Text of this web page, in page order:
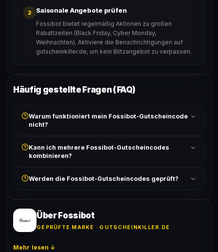
2 Saisonale Angebote prüfen
Fossibot bietet regelmäßig Aktionen zu großen
Rabattzeiten (Black Friday, Cyber Monday,
Weihnachten). Aktiviere die Benachrichtigungen auf
gutscheinkiller.de, um kein Blitzangebot zu verpassen.
Häufig gestellte Fragen (FAQ)
Warum funktioniert mein Fossibot-Gutscheincode
nicht?
ist und ob der Code nicht für bereits reduzierte Artikel
gilt. Alle Bedingungen findest du unter „Details".
Kann ich mehrere Fossibot-Gutscheincodes
kombinieren?
akzeptiert. Die Kombination mehrerer Codes ist meist
Werden die Fossibot-Gutscheincodes geprüft?
Erfolgsquote wird bei jedem Angebot angezeigt.
Über Fossibot
GEPRÜFTE MARKE · GUTSCHEINKILLER.DE
Mehr lesen ↓